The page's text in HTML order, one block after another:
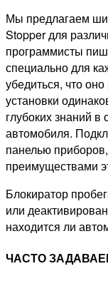
Мы предлагаем
Stopper для
программисты
специально для
убедиться, что
установки
глубоких знаний в
автомобиля.
панелью
преимуществами
Блокиратор
или
находится ли
ЧАСТО